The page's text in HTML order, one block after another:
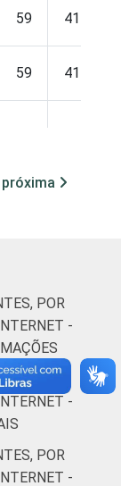
59 41
59 41
33
50
64 36
próxima
POR
-
POR
-
POR
-